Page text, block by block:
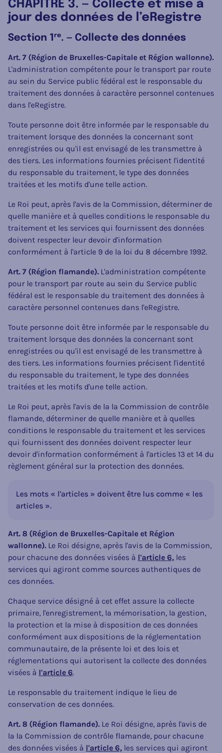
CHAPITRE 3. — Collecte et mise à
jour des données de l’eRegistre
Section 1 re. — Collecte des données
Art. 7 (Région de Bruxelles-Capitale et Région wallonne).
L'administration compétente pour le transport par route
au sein du Service public fédéral est le responsable du
traitement des données à caractère personnel contenues
dans l'eRegistre.
Toute personne doit être informée par le responsable du
traitement lorsque des données la concernant sont
enregistrées ou qu'il est envisagé de les transmettre à
des tiers. Les informations fournies précisent l'identité
du responsable du traitement, le type des données
traitées et les motifs d'une telle action.
Le Roi peut, après l'avis de la Commission, déterminer de
quelle manière et à quelles conditions le responsable du
traitement et les services qui fournissent des données
doivent respecter leur devoir d'information
conformément à l'article 9 de la loi du 8 décembre 1992.
Art. 7 (Région flamande). L'administration compétente
pour le transport par route au sein du Service public
fédéral est le responsable du traitement des données à
caractère personnel contenues dans l'eRegistre.
Toute personne doit être informée par le responsable du
traitement lorsque des données la concernant sont
enregistrées ou qu'il est envisagé de les transmettre à
des tiers. Les informations fournies précisent l'identité
du responsable du traitement, le type des données
traitées et les motifs d'une telle action.
Le Roi peut, après l'avis de la la Commission de contrôle
flamande, déterminer de quelle manière et à quelles
conditions le responsable du traitement et les services
qui fournissent des données doivent respecter leur
devoir d'information conformément à l'articles 13 et 14 du
règlement général sur la protection des données.
Les mots « l'articles » doivent être lus comme « les
articles ».
Art. 8 (Région de Bruxelles-Capitale et Région
wallonne). Le Roi désigne, après l'avis de la Commission,
pour chacune des données visées à l'article 6, les
services qui agiront comme sources authentiques de
ces données.
Chaque service désigné à cet effet assure la collecte
primaire, l'enregistrement, la mémorisation, la gestion,
la protection et la mise à disposition de ces données
conformément aux dispositions de la réglementation
communautaire, de la présente loi et des lois et
réglementations qui autorisent la collecte des données
visées à l'article 6.
Le responsable du traitement indique le lieu de
conservation de ces données.
Art. 8 (Région flamande). Le Roi désigne, après l'avis de
la la Commission de contrôle flamande, pour chacune
des données visées à l'article 6, les services qui agiront